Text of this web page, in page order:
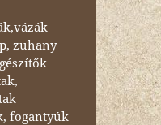
zuhany
fogantyúk